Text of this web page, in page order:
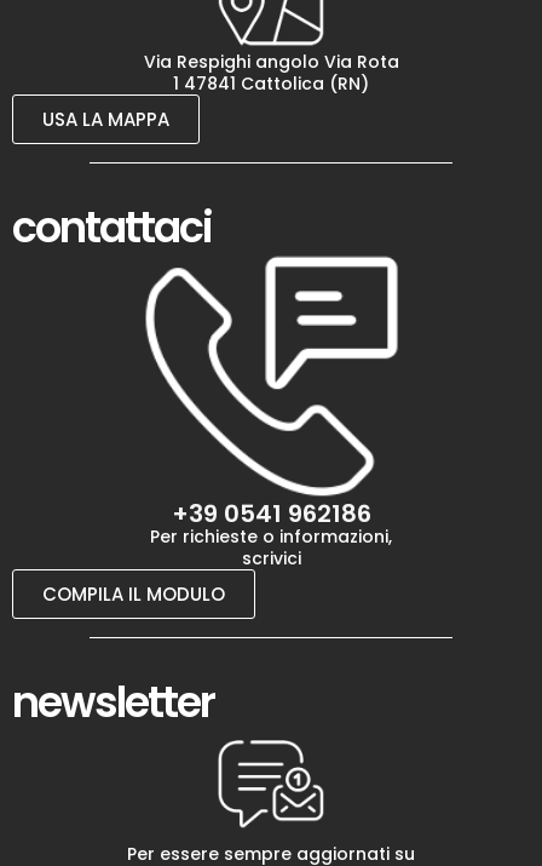
Via Respighi angolo Via Rota
1 47841 Cattolica (RN)
USA LA MAPPA
contattaci
+39 0541 962186
Per richieste o informazioni,
scrivici
COMPILA IL MODULO
newsletter
Per essere sempre aggiornati su